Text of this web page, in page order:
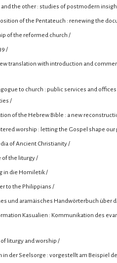
and the other : studies of postmodern
of the Pentateuch : renewing the
of the reformed church /
/
translation with introduction and
to church : public services and
/
of the Hebrew Bible : a new
worship : letting the Gospel shape our
of Ancient Christianity /
of the liturgy /
in die Homiletik /
to the Philippians /
und aramäisches Handwörterbuch über
Kasualien : Kommunikation des
liturgy and worship /
in der Seelsorge : vorgestellt am Beispiel